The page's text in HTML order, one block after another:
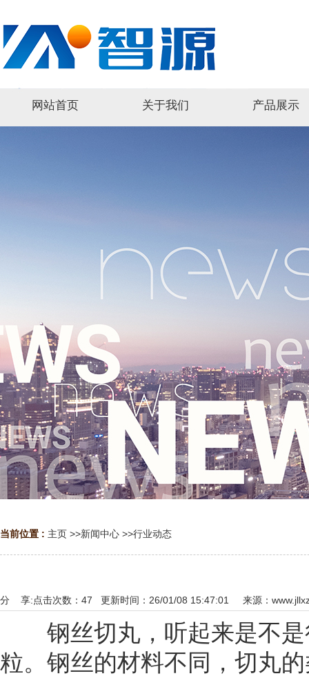
网站首页 关于我们 产品展示
当前位置 : 主页 >>新闻中心 >>行业动态
点击次数： 47 更新时间：26/01/08 15:47:01 来源：
分 享:
钢丝切丸，听起来是不是
粒。钢丝的材料不同，切丸